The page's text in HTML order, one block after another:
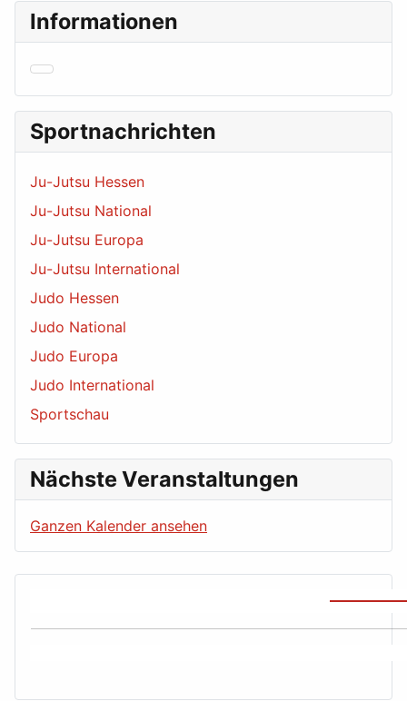
Informationen
Sportnachrichten
Ju-Jutsu Hessen
Ju-Jutsu National
Ju-Jutsu Europa
Ju-Jutsu International
Judo Hessen
Judo National
Judo Europa
Judo International
Sportschau
Nächste Veranstaltungen
Ganzen Kalender ansehen